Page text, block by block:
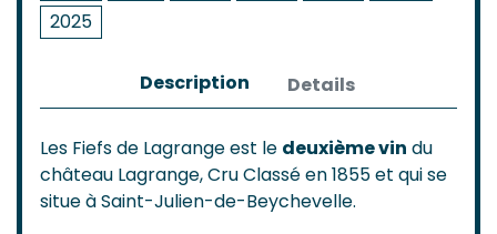
2025
Description Details
Les Fiefs de Lagrange est le deuxième vin du
château Lagrange, Cru Classé en 1855 et qui se
situe à Saint-Julien-de-Beychevelle.